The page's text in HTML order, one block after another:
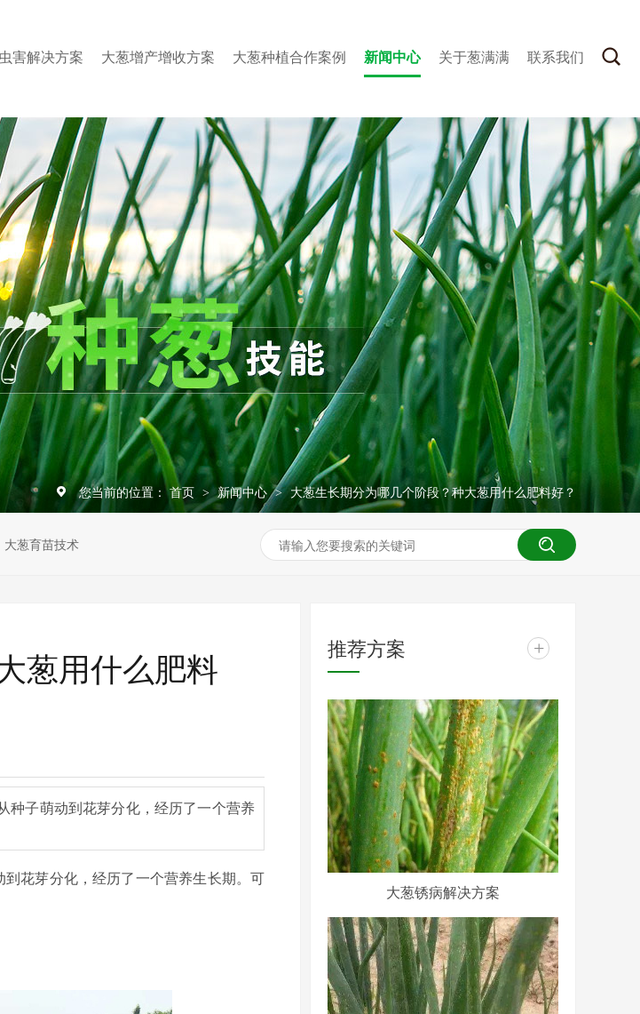
害解决方案 大葱增产增收方案 大葱种植合作案例 新闻中心 关于葱满满 联系我们
您当前的位置： 首页 > 新闻中心 > 大葱生长期分为哪几个阶段？种大葱用什么肥料好？
大葱育苗技术
葱用什么肥料
种子萌动到花芽分化，经历了一个营养
到花芽分化，经历了一个营养生长期。可
推荐方案 +
大葱锈病解决方案